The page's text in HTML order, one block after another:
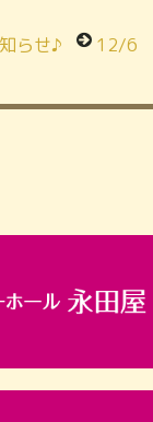
らせ♪ 12/6 メモリ